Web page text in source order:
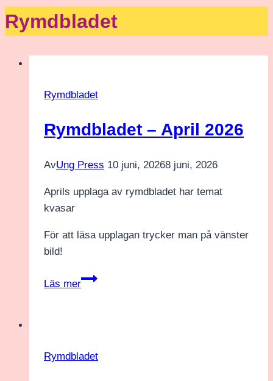
Rymdbladet
Rymdbladet
Rymdbladet – April 2026
AvUng Press 10 juni, 20268 juni, 2026
Aprils upplaga av rymdbladet har temat
kvasar
För att läsa upplagan trycker man på vänster
bild!
Läs mer
Rymdbladet
Rymdbladet